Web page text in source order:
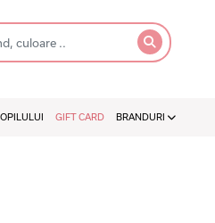
GIFT CARD BRANDURI